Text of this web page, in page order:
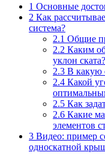
1 Основные
2 Как
система?
2.1 Общие
2.2 Каким
уклон ската?
2.3 В какую
2.4 Какой
2.5 Как
2.6 Какие
элементов
3 Видео: пример
односкатной